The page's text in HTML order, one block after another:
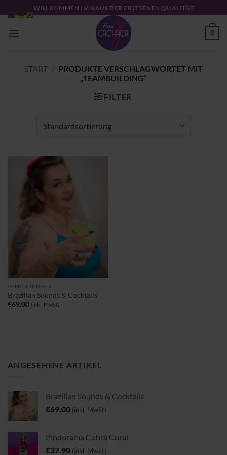
Inhalt
springen
WILLKOMMEN IM HAUS DER ERLESENEN QUALITÄT
0
START
PRODUKTE VERSCHLAGWORTET MIT
„TEAMBUILDING“
FILTER
VERKOSTUNGEN
Brazilian Sounds & Cocktails
€69.00 (inkl. MwSt)
ANGESEHENE ARTIKEL
Brazilian Sounds & Cocktails
€69.00 (inkl. MwSt)
Pindorama Cobra Coral
€37.90 (inkl. MwSt)